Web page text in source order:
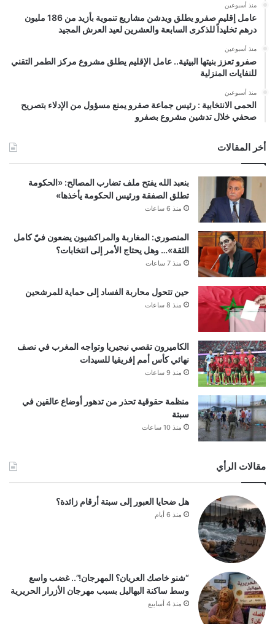
منذ أسبوعين
عامل إقليم صفرو يطلق ويدشن مشاريع تنموية بأزيد من 186 مليون
درهم تخليداً للذكرى السابعة والعشرين لعيد العرش المجيد
منذ أسبوعين
صفرو تعزز بنيتها البيئية.. عامل الإقليم يطلق مشروع مركز الطمر التقني
للنفايات المنزلية
منذ أسبوعين
الحمى الانتخابية : رئيس جماعة صفرو يمنع مسؤول من الإدلاء بتصريح
صحفي خلال تدشين مشروع بصفرو
أخر المقالات
بنعبد الله يفتح ملف تضارب المصالح: «الحكومة
تطلق الصفقة ورئيس الحكومة يأخذها»
منذ 6 ساعات
المنصوري: المغاربة والمراكشيون يضعون فيّ كامل
الثقة»… وهل يحتاج الأمر إلى انتخابات؟
منذ 7 ساعات
حين تتحول محاربة الفساد إلى حماية للمرشحين
منذ 8 ساعات
الكاميرون تقصي نيجيريا وتواجه المغرب في نصف
نهائي كأس أمم إفريقيا للسيدات
منذ 9 ساعات
منظمة حقوقية تحذر من تدهور أوضاع عالقين في
سبتة
منذ 10 ساعات
مقالات الرأي
هل ضحايا العبور إلى سبتة أرقام زائدة؟
منذ 6 أيام
“شنو خاصك العريان؟ المهرجان!”.. غضب واسع
وسط ساكنة البهاليل بسبب مهرجان الأزرار الحريرية
منذ 4 أسابيع